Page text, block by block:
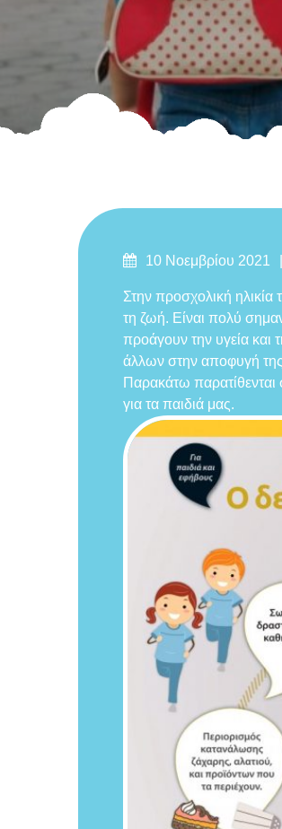
Δημοσιεύτηκε
10 Νοεμβρίου 2021
Στην προσχολική
τη ζωή. Είναι πολύ
προάγουν την υγεία και
άλλων στην αποφυγή
Παρακάτω παρατίθενται
για τα παιδιά μας.